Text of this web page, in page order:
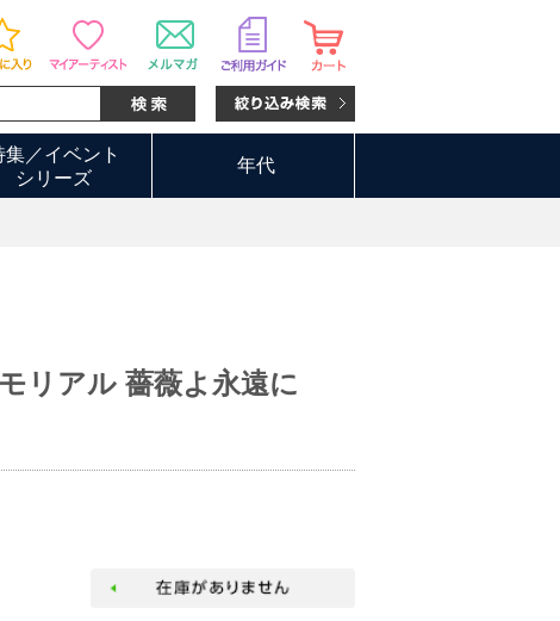
集／イベント
シリーズ
年代
リアル 薔薇よ永遠に